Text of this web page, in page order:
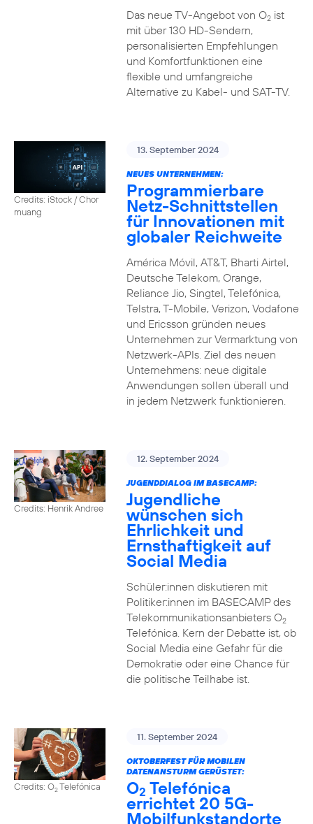
Das neue TV-Angebot von O2ist
mit über 130 HD-Sendern,
personalisierten Empfehlungen
und Komfortfunktionen eine
flexible und umfangreiche
Alternative zu Kabel- und SAT-TV.
Credits: iStock / Chor
muang
13. September 2024
NEUES UNTERNEHMEN:
Programmierbare
Netz-Schnittstellen
für Innovationen mit
globaler Reichweite
América Móvil, AT&T, Bharti Airtel,
Deutsche Telekom, Orange,
Reliance Jio, Singtel, Telefónica,
Telstra, T-Mobile, Verizon, Vodafone
und Ericsson gründen neues
Unternehmen zur Vermarktung von
Netzwerk-APIs. Ziel des neuen
Unternehmens: neue digitale
Anwendungen sollen überall und
in jedem Netzwerk funktionieren.
Credits: Henrik Andree
12. September 2024
JUGENDDIALOG IM BASECAMP:
Jugendliche
wünschen sich
Ehrlichkeit und
Ernsthaftigkeit auf
Social Media
Schüler:innen diskutieren mit
Politiker:innen im BASECAMP des
Telekommunikationsanbieters O2
Telefónica. Kern der Debatte ist, ob
Social Media eine Gefahr für die
Demokratie oder eine Chance für
die politische Teilhabe ist.
Credits: O2Telefónica
11. September 2024
OKTOBERFEST FÜR MOBILEN
DATENANSTURM GERÜSTET:
O2 Telefónica
errichtet 20 5G-
Mobilfunkstandorte